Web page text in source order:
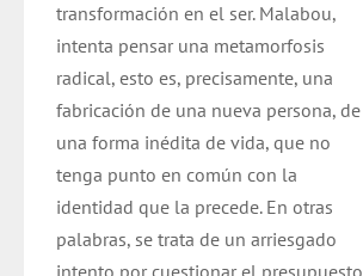
transformación en el ser. Malabou,
intenta pensar una metamorfosis
radical, esto es, precisamente, una
fabricación de una nueva persona, de
una forma inédita de vida, que no
tenga punto en común con la
identidad que la precede. En otras
palabras, se trata de un arriesgado
intento por cuestionar el presupuesto